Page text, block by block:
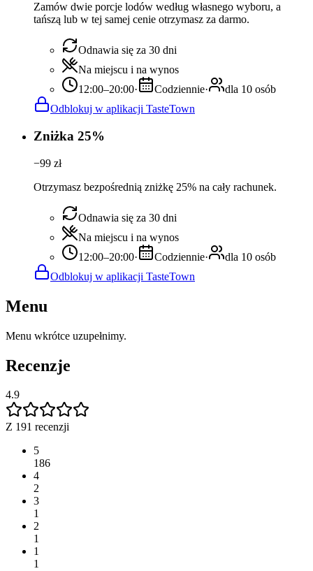
Zamów dwie porcje lodów według własnego wyboru, a
tańszą lub w tej samej cenie otrzymasz za darmo.
Odnawia się za 30 dni
Na miejscu i na wynos
12:00–20:00· Codziennie·
dla 10 osób
Odblokuj w aplikacji TasteTown
Zniżka 25%
−99 zł
Otrzymasz bezpośrednią zniżkę 25% na cały rachunek.
Odnawia się za 30 dni
Na miejscu i na wynos
12:00–20:00· Codziennie·
dla 10 osób
Odblokuj w aplikacji TasteTown
Menu
Menu wkrótce uzupełnimy.
Recenzje
4.9
Z 191 recenzji
5
186
4
2
3
1
2
1
1
1